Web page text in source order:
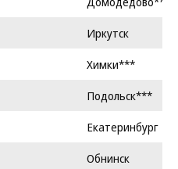
Иркутск
Химки***
Подольск***
Екатеринбург
Обнинск